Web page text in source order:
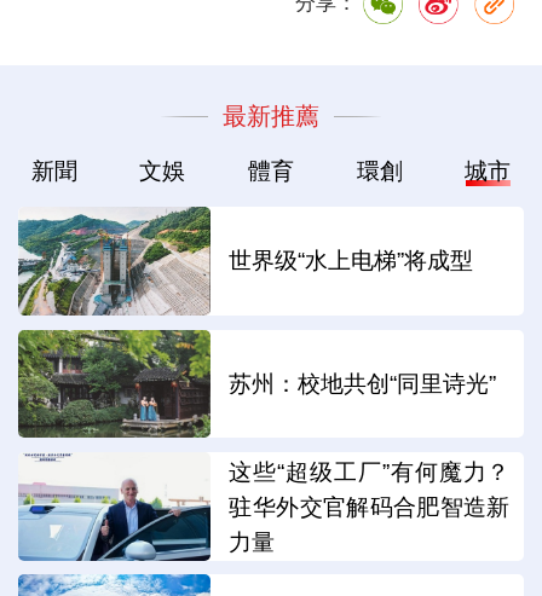
最新推薦
新聞 文娛 體育 環創 城市
世界级“水上电梯”将成型
苏州：校地共创“同里诗光”
这些“超级工厂”有何魔力？
驻华外交官解码合肥智造新
力量